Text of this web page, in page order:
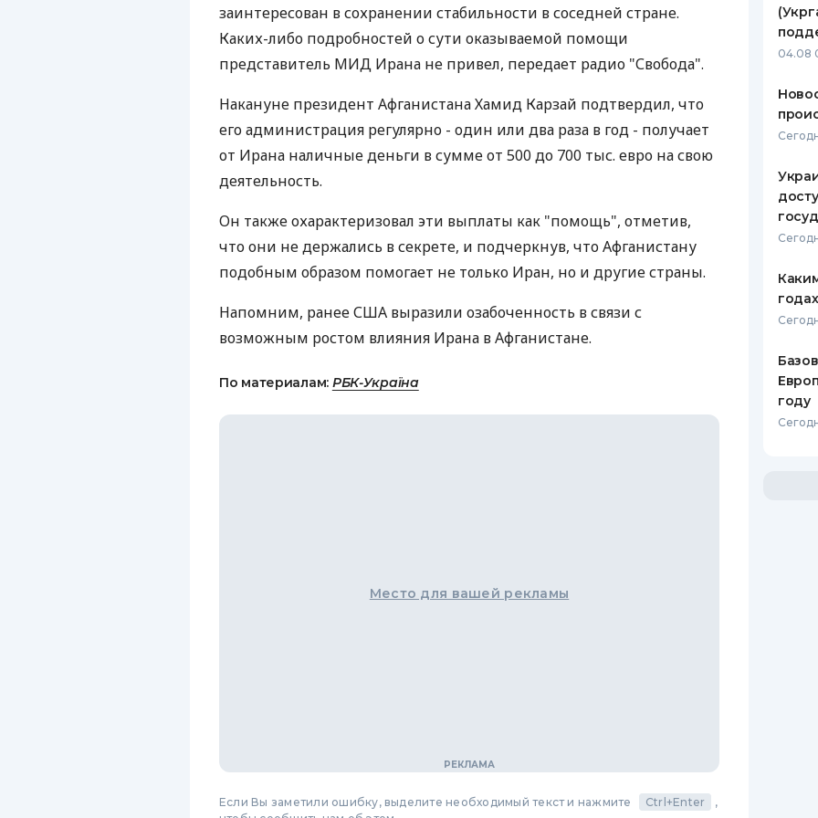
КЕШБЭКА
БАНКОВСКИМ КАРТАМ
заинтересован в сохранении стабильности в соседней стране.
Каких-либо подробностей о сути оказываемой помощи
представитель МИД Ирана не привел, передает радио "Свобода".
Накануне президент Афганистана Хамид Карзай подтвердил, что
его администрация регулярно - один или два раза в год - получает
от Ирана наличные деньги в сумме от 500 до 700 тыс. евро на свою
деятельность.
Он также охарактеризовал эти выплаты как "помощь", отметив,
что они не держались в секрете, и подчеркнув, что Афганистану
подобным образом помогает не только Иран, но и другие страны.
Напомним, ранее США выразили озабоченность в связи с
возможным ростом влияния Ирана в Афганистане.
По материалам: РБК-Україна
Место для вашей рекламы
Если Вы заметили ошибку, выделите необходимый текст и нажмите Ctrl+Enter
,
04.08
году